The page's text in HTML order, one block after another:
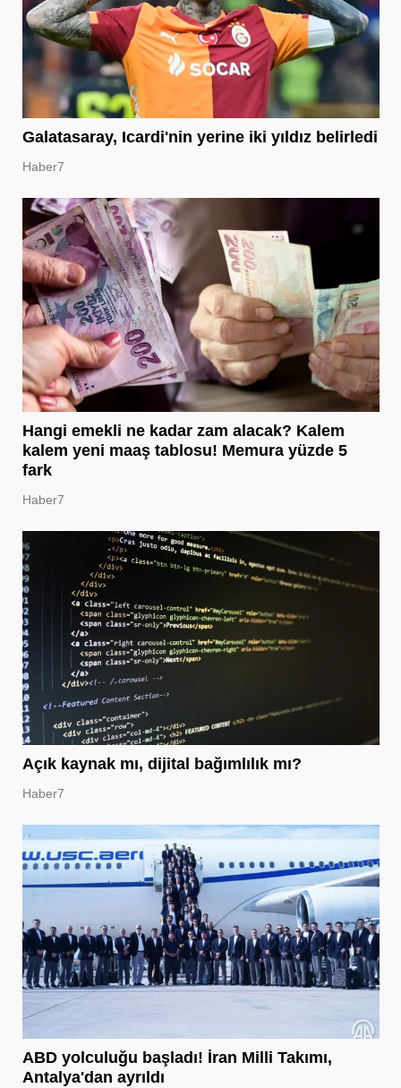
Galatasaray, Icardi'nin yerine iki yıldız belirledi
Haber7
Hangi emekli ne kadar zam alacak? Kalem
kalem yeni maaş tablosu! Memura yüzde 5
fark
Haber7
Açık kaynak mı, dijital bağımlılık mı?
Haber7
ABD yolculuğu başladı! İran Milli Takımı,
Antalya'dan ayrıldı